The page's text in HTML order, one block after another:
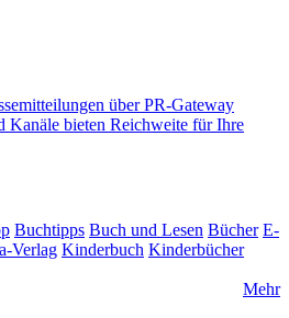
über PR-Gateway
Kanäle bieten Reichweite für Ihre
Buchtipps Buch und Lesen Bücher E-
Verlag Kinderbuch Kinderbücher
Mehr